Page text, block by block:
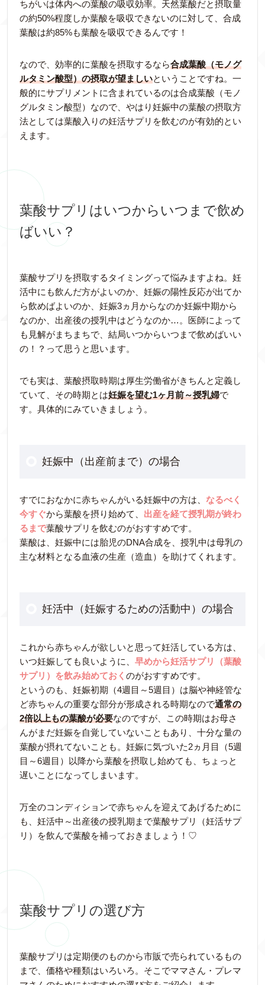
ちがいは体内への葉酸の吸収効率。天然葉酸だと摂取量
の約50%程度しか葉酸を吸収できないのに対して、合成
葉酸は約85%も葉酸を吸収できるんです！
なので、効率的に葉酸を摂取するなら合成葉酸（モノグ
ルタミン酸型）の摂取が望ましいということですね。一
般的にサプリメントに含まれているのは合成葉酸（モノ
グルタミン酸型）なので、やはり妊娠中の葉酸の摂取方
法としては葉酸入りの妊活サプリを飲むのが有効的とい
えます。
葉酸サプリはいつからいつまで飲め
ばいい？
葉酸サプリを摂取するタイミングって悩みますよね。妊
活中にも飲んだ方がよいのか、妊娠の陽性反応が出てか
ら飲めばよいのか、妊娠3ヵ月からなのか妊娠中期から
なのか、出産後の授乳中はどうなのか…。医師によって
も見解がまちまちで、結局いつからいつまで飲めばいい
の！？って思うと思います。
でも実は、葉酸摂取時期は厚生労働省がきちんと定義し
ていて、その時期とは妊娠を望む1ヶ月前～授乳婦で
す。具体的にみていきましょう。
妊娠中（出産前まで）の場合
すでにおなかに赤ちゃんがいる妊娠中の方は、 なるべく
今すぐから葉酸を摂り始めて、 出産を経て授乳期が終わ
るまで葉酸サプリを飲むのがおすすめです。
葉酸は、妊娠中には胎児のDNA合成を、授乳中は母乳の
主な材料となる血液の生産（造血）を助けてくれます。
妊活中（妊娠するための活動中）の場合
これから赤ちゃんが欲しいと思って妊活している方は、
いつ妊娠しても良いように、 早めから妊活サプリ（葉酸
サプリ）を飲み始めておく のがおすすめです。
というのも、妊娠初期（4週目～5週目）は脳や神経管な
ど赤ちゃんの重要な部分が形成される時期なので通常の
2倍以上もの葉酸が必要なのですが、この時期はお母さ
んがまだ妊娠を自覚していないこともあり、十分な量の
葉酸が摂れてないことも。妊娠に気づいた2ヵ月目（5週
目～6週目）以降から葉酸を摂取し始めても、ちょっと
遅いことになってしまいます。
万全のコンディションで赤ちゃんを迎えてあげるために
も、妊活中～出産後の授乳期まで葉酸サプリ（妊活サプ
リ）を飲んで葉酸を補っておきましょう！♡
葉酸サプリの選び方
葉酸サプリは定期便のものから市販で売られているもの
まで、価格や種類はいろいろ。そこでママさん・プレマ